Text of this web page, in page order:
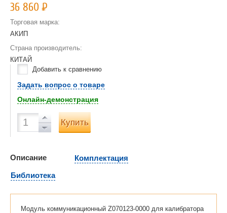
36 860Р
Торговая марка:
АКИП
Страна производитель:
КИТАЙ
Добавить к сравнению
Задать вопрос о товаре
Онлайн-демонстрация
Купить
Описание
Комплектация
Библиотека
Модуль коммуникационный Z070123-0000 для калибратора